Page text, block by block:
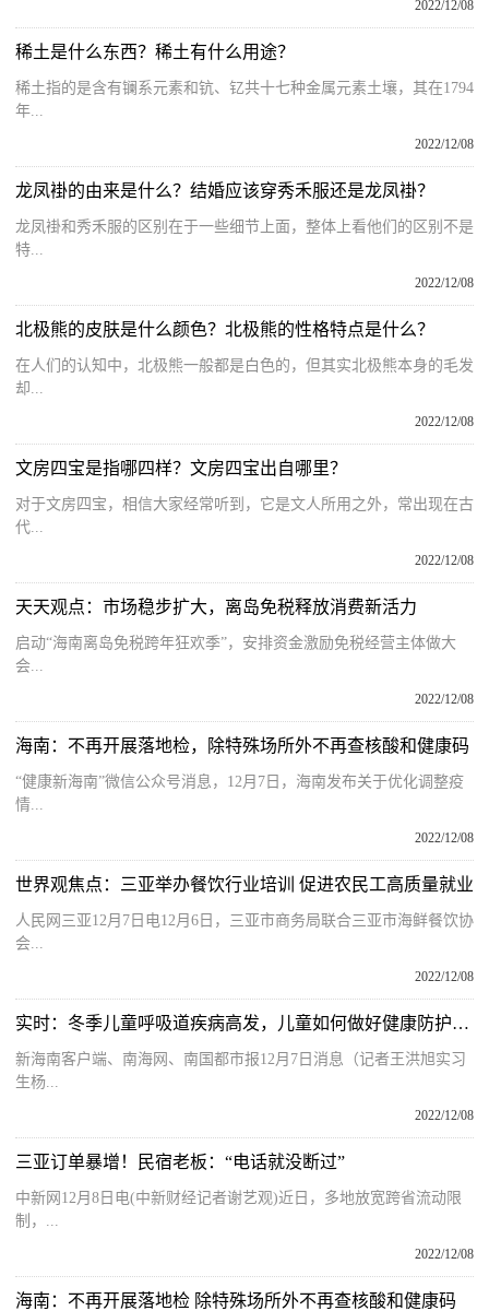
2022/12/08
稀土是什么东西？稀土有什么用途？
稀土指的是含有镧系元素和钪、钇共十七种金属元素土壤，其在1794
年...
2022/12/08
龙凤褂的由来是什么？结婚应该穿秀禾服还是龙凤褂？
龙凤褂和秀禾服的区别在于一些细节上面，整体上看他们的区别不是
特...
2022/12/08
北极熊的皮肤是什么颜色？北极熊的性格特点是什么？
在人们的认知中，北极熊一般都是白色的，但其实北极熊本身的毛发
却...
2022/12/08
文房四宝是指哪四样？文房四宝出自哪里？
对于文房四宝，相信大家经常听到，它是文人所用之外，常出现在古
代...
2022/12/08
天天观点：市场稳步扩大，离岛免税释放消费新活力
启动“海南离岛免税跨年狂欢季”，安排资金激励免税经营主体做大
会...
2022/12/08
海南：不再开展落地检，除特殊场所外不再查核酸和健康码
“健康新海南”微信公众号消息，12月7日，海南发布关于优化调整疫
情...
2022/12/08
世界观焦点：三亚举办餐饮行业培训 促进农民工高质量就业
人民网三亚12月7日电12月6日，三亚市商务局联合三亚市海鲜餐饮协
会...
2022/12/08
实时：冬季儿童呼吸道疾病高发，儿童如何做好健康防护？海南权威专家解答
新海南客户端、南海网、南国都市报12月7日消息（记者王洪旭实习
生杨...
2022/12/08
三亚订单暴增！民宿老板：“电话就没断过”
中新网12月8日电(中新财经记者谢艺观)近日，多地放宽跨省流动限
制，...
2022/12/08
海南：不再开展落地检 除特殊场所外不再查核酸和健康码